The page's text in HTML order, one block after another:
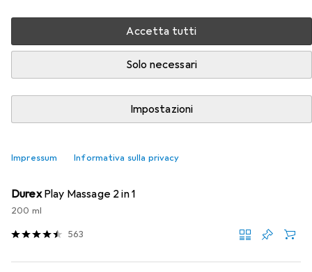
Accetta tutti
Solo necessari
Impostazioni
Impressum Informativa sulla privacy
Qui trovi accessori adatti per il prodotto You2Toys
Diventa duro della categoria Lubrificante.
Rilevanza
Elenco dei prodotti
Lubrificante
Durex Play Massage 2 in 1
200 ml
563